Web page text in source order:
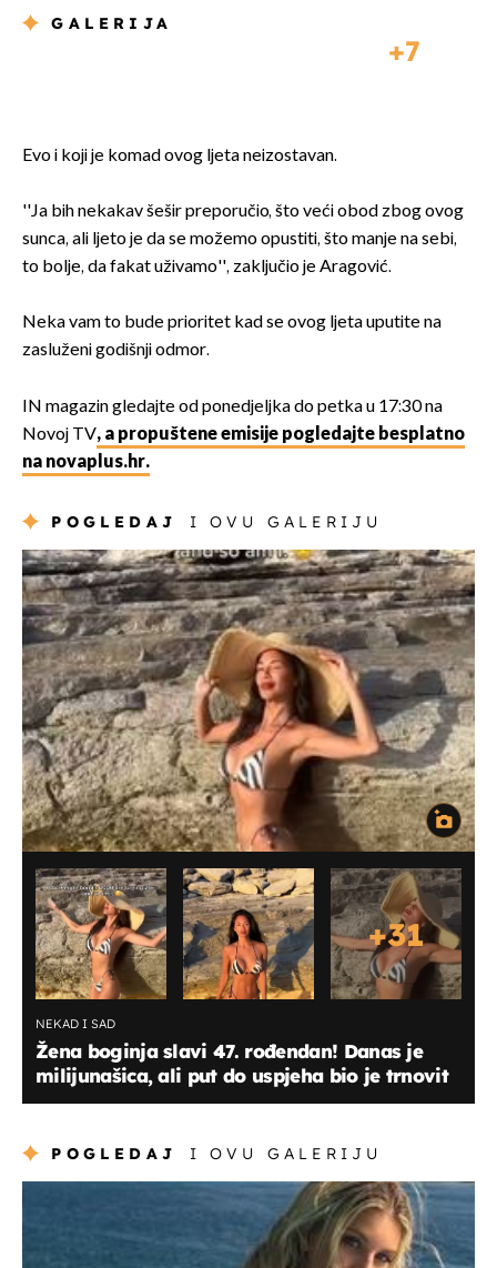
GALERIJA
7
Evo i koji je komad ovog ljeta neizostavan.
''Ja bih nekakav šešir preporučio, što veći obod zbog ovog
sunca, ali ljeto je da se možemo opustiti, što manje na sebi,
to bolje, da fakat uživamo'', zaključio je Aragović.
Neka vam to bude prioritet kad se ovog ljeta uputite na
zasluženi godišnji odmor.
IN magazin gledajte od ponedjeljka do petka u 17:30 na
Novoj TV, a propuštene emisije pogledajte besplatno
na novaplus.hr.
POGLEDAJ I OVU GALERIJU
+31
NEKAD I SAD
Žena boginja slavi 47. rođendan! Danas je
milijunašica, ali put do uspjeha bio je trnovit
POGLEDAJ I OVU GALERIJU